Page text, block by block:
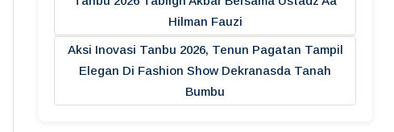
Hilman Fauzi
Aksi Inovasi Tanbu 2026, Tenun Pagatan Tampil
Elegan Di Fashion Show Dekranasda Tanah
Bumbu